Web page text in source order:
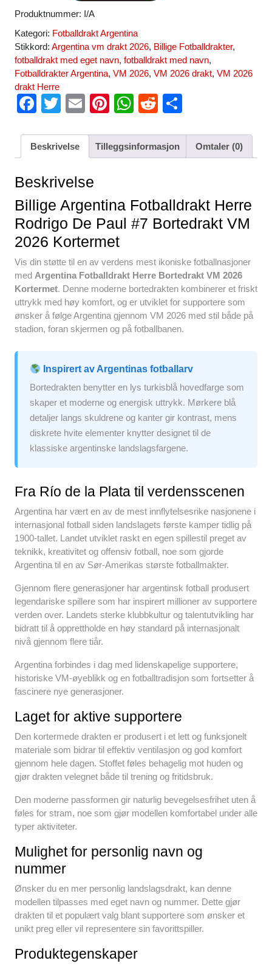
Produktnummer: I/A
Kategori: Fotballdrakt Argentina
Stikkord: Argentina vm drakt 2026, Billige Fotballdrakter,
fotballdrakt med eget navn, fotballdrakt med navn,
Fotballdrakter Argentina, VM 2026, VM 2026 drakt, VM 2026
drakt Herre
F
c
b
o
o
k
T
tt
E
ail
Pi
er
e
W
at
s
p
p
R
d
di
ar
e
Beskrivelse Tilleggsinformasjon Omtaler (0)
Beskrivelse
Billige Argentina Fotballdrakt Herre
Rodrigo De Paul #7 Bortedrakt VM
2026 Kortermet
Vis din støtte til en av verdens mest ikoniske fotballnasjoner
med Argentina Fotballdrakt Herre Bortedrakt VM 2026
Kortermet. Denne moderne bortedrakten kombinerer et friskt
uttrykk med høy komfort, og er utviklet for supportere som
ønsker å følge Argentina gjennom VM 2026 med stil både på
stadion, foran skjermen og på fotballbanen.
Inspirert av Argentinas fotballarv
Bortedrakten benytter en lys turkisblå hovedfarge som
skaper et moderne og energisk uttrykk. Mørkere blå
detaljer langs skuldrene og kanter gir kontrast, mens
diskrete hvite elementer knytter designet til de
klassiske argentinske landslagsfargene.
Fra Río de la Plata til verdensscenen
Argentina har vært en av de mest innflytelsesrike nasjonene i
internasjonal fotball siden landslagets første kamper tidlig på
1900-tallet. Landet utviklet raskt en egen spillestil preget av
teknikk, kreativitet og offensiv fotball, noe som gjorde
Argentina til en av Sør-Amerikas største fotballmakter.
Gjennom flere generasjoner har argentinsk fotball produsert
legendariske spillere som har inspirert millioner av supportere
verden over. Landets sterke klubbkultur og talentutvikling har
bidratt til å opprettholde en høy standard på internasjonalt
nivå gjennom flere tiår.
Argentina forbindes i dag med lidenskapelige supportere,
historiske VM-øyeblikk og en fotballtradisjon som fortsetter å
fascinere nye generasjoner.
Laget for aktive supportere
Den kortermede drakten er produsert i et lett og funksjonelt
materiale som bidrar til effektiv ventilasjon og god komfort
gjennom hele dagen. Stoffet føles behagelig mot huden og
gjør drakten velegnet både til trening og fritidsbruk.
Den moderne passformen gir naturlig bevegelsesfrihet uten å
føles for stram, noe som gjør modellen komfortabel under alle
typer aktiviteter.
Mulighet for personlig navn og
nummer
Ønsker du en mer personlig landslagsdrakt, kan denne
modellen tilpasses med eget navn og nummer. Dette gjør
drakten til et populært valg blant supportere som ønsker et
unikt preg eller vil representere sin favorittspiller.
Produktegenskaper